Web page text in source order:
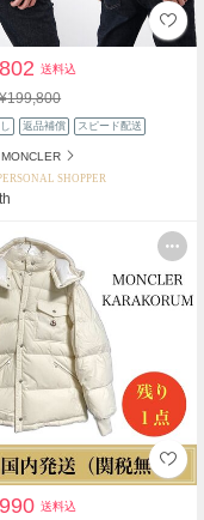
送料込
¥199,800
返品補償 スピード配送
MONCLER
SHOPPER
送料込